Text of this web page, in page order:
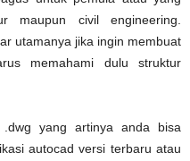
maupun civil engineering.
utamanya jika ingin membuat
memahami dulu struktur
yang artinya anda bisa
autocad versi terbaru atau